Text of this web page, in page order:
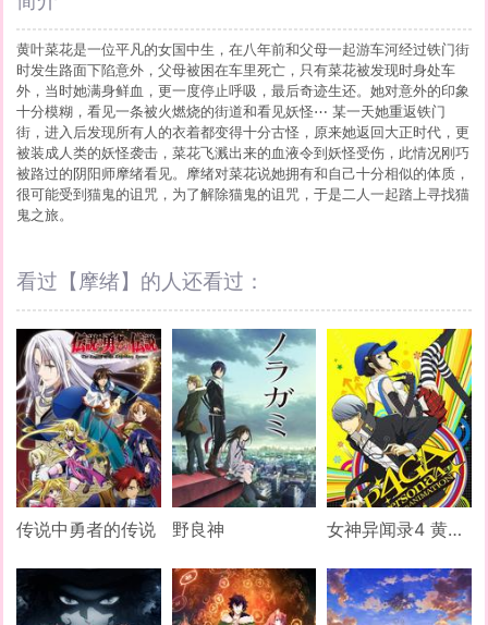
黄叶菜花是一位平凡的女国中生，在八年前和父母一起游车河经过铁门街
时发生路面下陷意外，父母被困在车里死亡，只有菜花被发现时身处车
外，当时她满身鲜血，更一度停止呼吸，最后奇迹生还。她对意外的印象
十分模糊，看见一条被火燃烧的街道和看见妖怪⋯ 某一天她重返铁门
街，进入后发现所有人的衣着都变得十分古怪，原来她返回大正时代，更
被装成人类的妖怪袭击，菜花飞溅出来的血液令到妖怪受伤，此情况刚巧
被路过的阴阳师摩绪看见。摩绪对菜花说她拥有和自己十分相似的体质，
很可能受到猫鬼的诅咒，为了解除猫鬼的诅咒，于是二人一起踏上寻找猫
鬼之旅。
看过【摩绪】的人还看过：
传说中勇者的传说 野良神 女神异闻录4 黄金版